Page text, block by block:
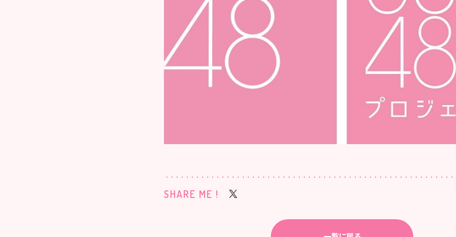
SHARE ME !